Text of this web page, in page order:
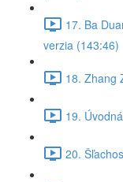
17. Ba
verzia (143:46)
18. Zhang
19.
20.